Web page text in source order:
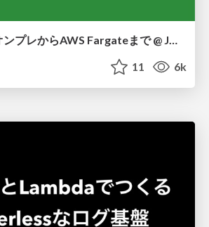
タップル誕生: オンプレからAWS Fargateまで @ JAWS DAYS 2020
11 6k